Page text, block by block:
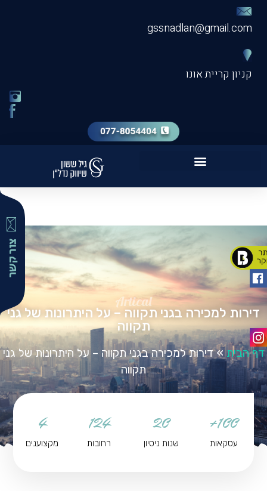
gssnadlan@gmail.com
קניון קריית אונו
Artical
דירות למכירה בגני תקווה – על היתרונות של גני
תקווה
דף הבית »דירות למכירה בגני תקווה – על היתרונות של גני
תקווה
100+
עסקאות
20
שנות ניסיון
124
רחובות
4
מקצוענים